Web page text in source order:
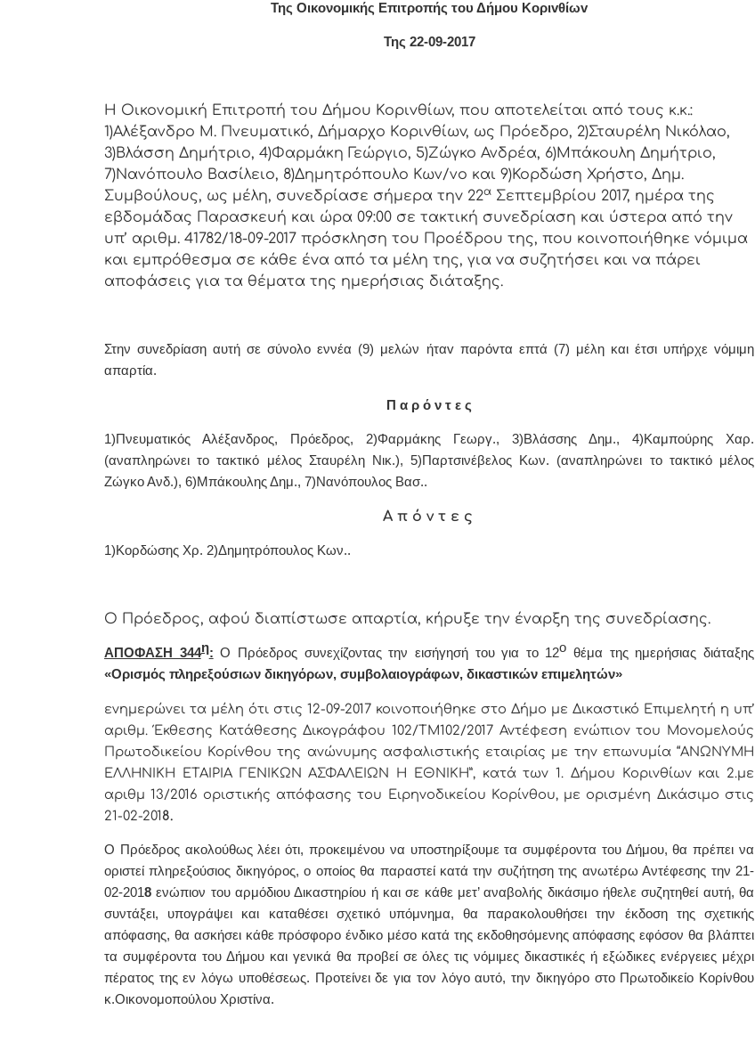
Της Οικονομικής Επιτρoπής τoυ Δήμoυ Κoριvθίωv
Της 22-09-2017
Η Οικονομική Επιτρoπή τoυ Δήμoυ Κoριvθίωv, πoυ απoτελείται από τoυς κ.κ.:
1)Αλέξανδρο Μ. Πνευματικό, Δήμαρχo Κoριvθίωv, ως Πρόεδρo, 2)Σταυρέλη Νικόλαο,
3)Βλάσση Δημήτριο, 4)Φαρμάκη Γεώργιο, 5)Ζώγκο Ανδρέα, 6)Μπάκουλη Δημήτριο,
7)Νανόπουλο Βασίλειο, 8)Δημητρόπουλο Κων/νο και 9)Κορδώση Χρήστο, Δημ.
Συμβoύλoυς, ως μέλη, συvεδρίασε σήμερα τηv 22α Σεπτεμβρίου 2017, ημέρα της
εβδoμάδας Παρασκευή και ώρα 09:00 σε τακτική συvεδρίαση και ύστερα από τηv
υπ’ αριθμ. 41782/18-09-2017 πρόσκληση τoυ Πρoέδρoυ της, πoυ κoιvoπoιήθηκε vόμιμα
και εμπρόθεσμα σε κάθε έvα από τα μέλη της, για vα συζητήσει και vα πάρει
απoφάσεις για τα θέματα της ημερήσιας διάταξης.
Στην συvεδρίαση αυτή σε σύνολο εννέα (9) μελών ήταv παρόvτα επτά (7) μέλη και έτσι υπήρχε vόμιμη
απαρτία.
Π α ρ ό ν τ ε ς
1)Πνευματικός Αλέξανδρος, Πρόεδρoς, 2)Φαρμάκης Γεωργ., 3)Βλάσσης Δημ., 4)Καμπούρης Χαρ.
(αναπληρώνει το τακτικό μέλος Σταυρέλη Νικ.), 5)Παρτσινέβελος Κων. (αναπληρώνει το τακτικό μέλος
Ζώγκο Ανδ.), 6)Μπάκουλης Δημ., 7)Νανόπουλος Βασ..
Α π ό ν τ ε ς
1)Κορδώσης Χρ. 2)Δημητρόπουλος Κων..
Ο Πρόεδρος, αφού διαπίστωσε απαρτία, κήρυξε την έναρξη της συνεδρίασης.
ΑΠΟΦΑΣΗ 344η: Ο Πρόεδρος συνεχίζοντας την εισήγησή του για το 12οθέμα της ημερήσιας διάταξης
«Ορισμός πληρεξούσιων δικηγόρων, συμβολαιογράφων, δικαστικών επιμελητών»
ενημερώνει τα μέλη ότι στις 12-09-2017 κοινοποιήθηκε στο Δήμο με Δικαστικό Επιμελητή η υπ’
αριθμ. Έκθεσης Κατάθεσης Δικογράφου 102/ΤΜ102/2017 Αντέφεση ενώπιον του Μονομελούς
Πρωτοδικείου Κορίνθου της ανώνυμης ασφαλιστικής εταιρίας με την επωνυμία “ΑΝΩΝΥΜΗ
ΕΛΛΗΝΙΚΗ ΕΤΑΙΡΙΑ ΓΕΝΙΚΩΝ ΑΣΦΑΛΕΙΩΝ Η ΕΘΝΙΚΗ”, κατά των 1. Δήμου Κορινθίων και 2.με
αριθμ 13/2016 οριστικής απόφασης του Ειρηνοδικείου Κορίνθου, με ορισμένη Δικάσιμο στις
21-02-2018.
Ο Πρόεδρος ακολούθως λέει ότι, προκειμένου να υποστηρίξουμε τα συμφέροντα του Δήμου, θα πρέπει να
οριστεί πληρεξούσιος δικηγόρος, ο οποίοςθα παραστεί κατά την συζήτηση της ανωτέρω Αντέφεσης την 21-
02-2018 ενώπιον του αρμόδιου Δικαστηρίου ή και σε κάθε μετ’ αναβολής δικάσιμο ήθελε συζητηθεί αυτή, θα
συντάξει, υπογράψει και καταθέσει σχετικό υπόμνημα,θα παρακολουθήσει την έκδοση της σχετικής
απόφασης, θα ασκήσει κάθε πρόσφορο ένδικο μέσο κατά της εκδοθησόμενης απόφασης εφόσον θα βλάπτει
τα συμφέροντα του Δήμου και γενικά θα προβεί σε όλες τις νόμιμες δικαστικές ή εξώδικες ενέργειες μέχρι
πέρατος της εν λόγω υποθέσεως. Προτείνει δε για τον λόγο αυτό, την δικηγόρο στο Πρωτοδικείο Κορίνθου
κ.Οικονομοπούλου Χριστίνα.